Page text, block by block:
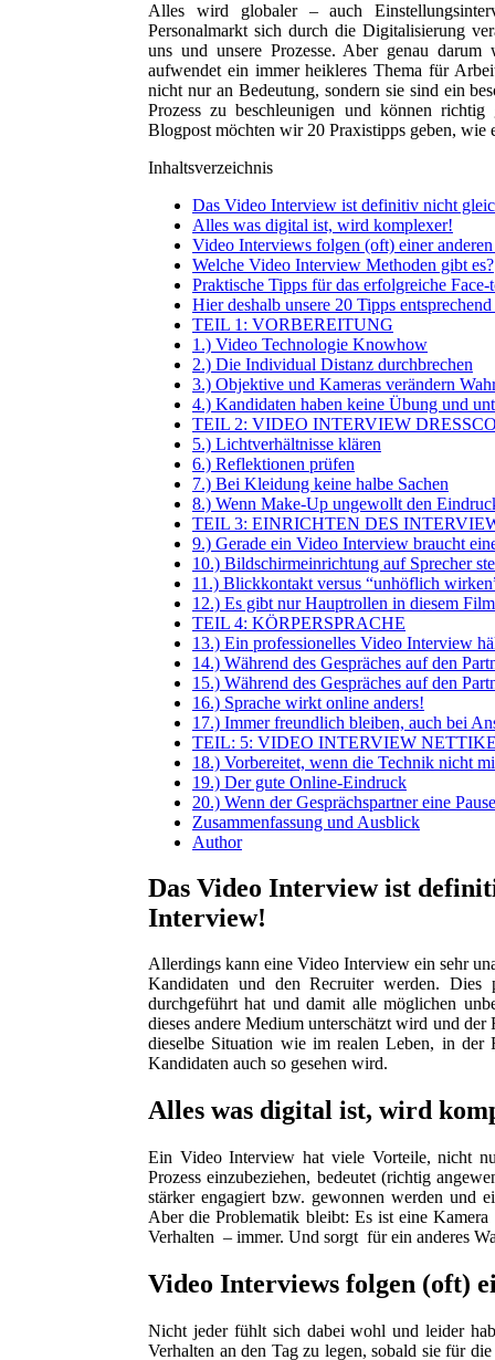
Alles wird globaler – auch
Personalmarkt sich durch die Digitalisierung
uns und unsere Prozesse. Aber genau
aufwendet ein immer heikleres Thema für
nicht nur an Bedeutung, sondern sie sind ein
Prozess zu beschleunigen und können
Blogpost möchten wir 20 Praxistipps geben,
Inhaltsverzeichnis
Das Video Interview ist definitiv nicht
Alles was digital ist, wird komplexer!
Video Interviews folgen (oft) einer
Welche Video Interview Methoden gibt es?
Praktische Tipps für das erfolgreiche
Hier deshalb unsere 20 Tipps
TEIL 1: VORBEREITUNG
1.) Video Technologie Knowhow
2.) Die Individual Distanz durchbrechen
3.) Objektive und Kameras verändern
4.) Kandidaten haben keine Übung und
TEIL 2: VIDEO INTERVIEW
5.) Lichtverhältnisse klären
6.) Reflektionen prüfen
7.) Bei Kleidung keine halbe Sachen
8.) Wenn Make-Up ungewollt den
TEIL 3: EINRICHTEN DES
9.) Gerade ein Video Interview braucht
10.) Bildschirmeinrichtung auf Sprecher
11.) Blickkontakt versus “unhöflich
12.) Es gibt nur Hauptrollen in diesem Film
TEIL 4: KÖRPERSPRACHE
13.) Ein professionelles Video Interview
14.) Während des Gespräches auf den
15.) Während des Gespräches auf den
16.) Sprache wirkt online anders!
17.) Immer freundlich bleiben, auch bei
TEIL: 5: VIDEO INTERVIEW
18.) Vorbereitet, wenn die Technik nicht
19.) Der gute Online-Eindruck
20.) Wenn der Gesprächspartner eine
Zusammenfassung und Ausblick
Author
Das Video Interview ist
Interview!
Allerdings kann eine Video Interview ein sehr
Kandidaten und den Recruiter werden.
durchgeführt hat und damit alle möglichen
dieses andere Medium unterschätzt wird und
dieselbe Situation wie im realen Leben, in der
Kandidaten auch so gesehen wird.
Alles was digital ist, wird
Ein Video Interview hat viele Vorteile, nicht
Prozess einzubeziehen, bedeutet (richtig
stärker engagiert bzw. gewonnen werden und
Aber die Problematik bleibt: Es ist eine
Verhalten – immer. Und sorgt für ein anderes
Video Interviews folgen (oft)
Nicht jeder fühlt sich dabei wohl und leider
Verhalten an den Tag zu legen, sobald sie für